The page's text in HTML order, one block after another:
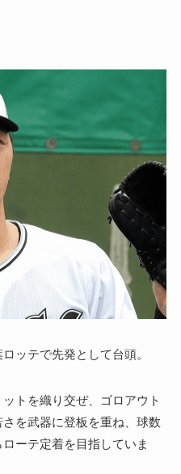
ッテで先発として台頭。
トを織り交ぜ、ゴロアウト
を武器に登板を重ね、球数
ーテ定着を目指していま